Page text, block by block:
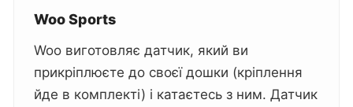
Woo Sports
Woo виготовляє датчик, який ви
прикріплюєте до своєї дошки (кріплення
йде в комплекті) і катаєтесь з ним. Датчик